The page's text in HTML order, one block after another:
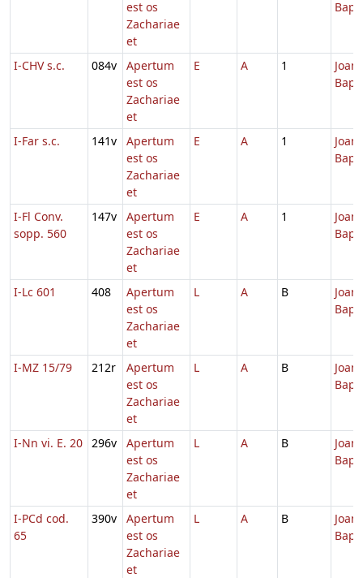
est os
Zachariae
et
I-CHV s.c. 084v
Apertum
est os
Zachariae
et
E A 1
I-Far s.c. 141v
Apertum
est os
Zachariae
et
E A 1
I-Fl Conv.
sopp. 560
147v
Apertum
est os
Zachariae
et
E A 1
I-Lc 601 408
Apertum
est os
Zachariae
et
L A B
I-MZ 15/79 212r
Apertum
est os
Zachariae
et
L A B
I-Nn vi. E. 20 296v
Apertum
est os
Zachariae
et
L A B
I-PCd cod.
65
390v
Apertum
est os
Zachariae
et
L A B